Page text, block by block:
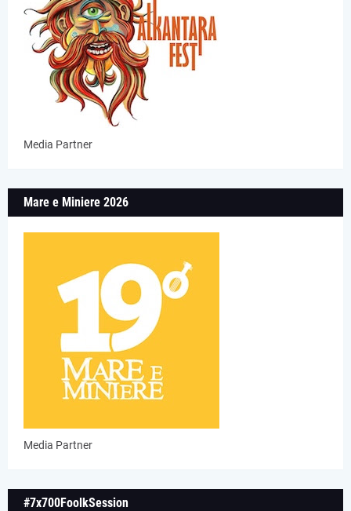
Media Partner
Mare e Miniere 2026
Media Partner
#7x700FoolkSession